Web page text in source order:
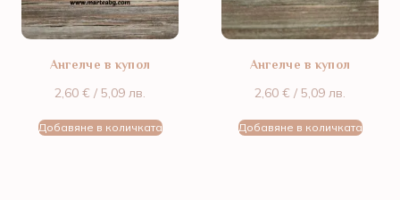
Ангелче в купол
2,60 € / 5,09 лв.
Добавяне в количката
Ангелче в купол
2,60 € / 5,09 лв.
Добавяне в количката